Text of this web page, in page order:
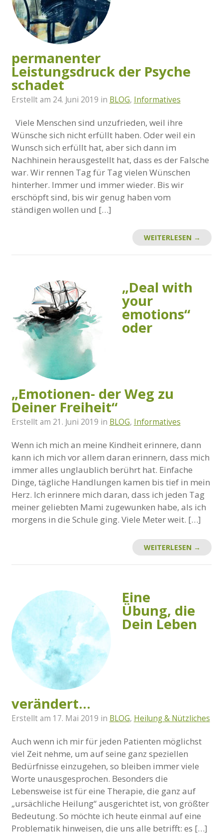
permanenter
Leistungsdruck der Psyche
schadet
Erstellt am 24. Juni 2019 in BLOG, Informatives
Viele Menschen sind unzufrieden, weil ihre
Wünsche sich nicht erfüllt haben. Oder weil ein
Wunsch sich erfüllt hat, aber sich dann im
Nachhinein herausgestellt hat, dass es der Falsche
war. Wir rennen Tag für Tag vielen Wünschen
hinterher. Immer und immer wieder. Bis wir
erschöpft sind, bis wir genug haben vom
ständigen wollen und […]
WEITERLESEN →
„Deal with
your
emotions“
oder
„Emotionen- der Weg zu
Deiner Freiheit“
Erstellt am 21. Juni 2019 in BLOG, Informatives
Wenn ich mich an meine Kindheit erinnere, dann
kann ich mich vor allem daran erinnern, dass mich
immer alles unglaublich berührt hat. Einfache
Dinge, tägliche Handlungen kamen bis tief in mein
Herz. Ich erinnere mich daran, dass ich jeden Tag
meiner geliebten Mami zugewunken habe, als ich
morgens in die Schule ging. Viele Meter weit. […]
WEITERLESEN →
Eine
Übung, die
Dein Leben
verändert…
Erstellt am 17. Mai 2019 in BLOG, Heilung & Nützliches
Auch wenn ich mir für jeden Patienten möglichst
viel Zeit nehme, um auf seine ganz speziellen
Bedürfnisse einzugehen, so bleiben immer viele
Worte unausgesprochen. Besonders die
Lebensweise ist für eine Therapie, die ganz auf
„ursächliche Heilung“ ausgerichtet ist, von größter
Bedeutung. So möchte ich heute einmal auf eine
Problematik hinweisen, die uns alle betrifft: es […]